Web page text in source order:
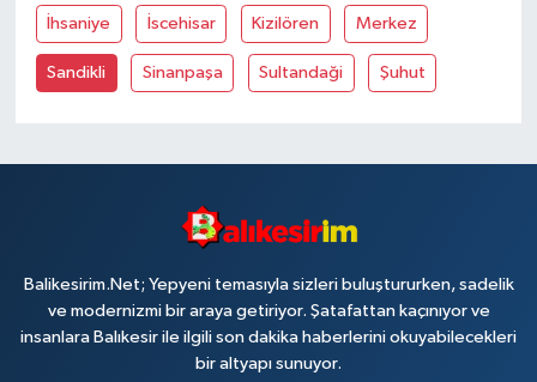
İhsaniye İscehisar Kizilören Merkez
Sandikli Sinanpaşa Sultandaği Şuhut
Balikesirim.Net; Yepyeni temasıyla sizleri buluştururken, sadelik
ve modernizmi bir araya getiriyor. Şatafattan kaçınıyor ve
insanlara Balıkesir ile ilgili son dakika haberlerini okuyabilecekleri
bir altyapı sunuyor.